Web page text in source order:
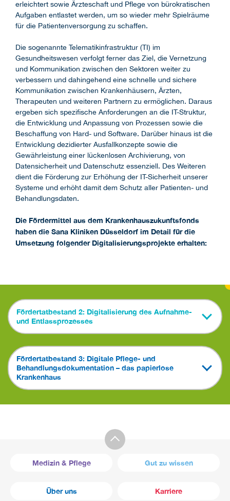
erleichtert sowie Ärzteschaft und Pflege von bürokratischen
Aufgaben entlastet werden, um so wieder mehr Spielräume
für die Patientenversorgung zu schaffen.
Die sogenannte Telematikinfrastruktur (TI) im
Gesundheitswesen verfolgt ferner das Ziel, die Vernetzung
und Kommunikation zwischen den Sektoren weiter zu
verbessern und dahingehend eine schnelle und sichere
Kommunikation zwischen Krankenhäusern, Ärzten,
Therapeuten und weiteren Partnern zu ermöglichen. Daraus
ergeben sich spezifische Anforderungen an die IT-Struktur,
die Entwicklung und Anpassung von Prozessen sowie die
Beschaffung von Hard- und Software. Darüber hinaus ist die
Entwicklung dezidierter Ausfallkonzepte sowie die
Gewährleistung einer lückenlosen Archivierung, von
Datensicherheit und Datenschutz essenziell. Des Weiteren
dient die Förderung zur Erhöhung der IT-Sicherheit unserer
Systeme und erhöht damit dem Schutz aller Patienten- und
Behandlungsdaten.
Die Fördermittel aus dem Krankenhauszukunftsfonds
haben die Sana Kliniken Düsseldorf im Detail für die
Umsetzung folgender Digitalisierungsprojekte erhalten:
Fördertatbestand 2: Digitalisierung des Aufnahme-
und Entlassprozesses
Fördertatbestand 3: Digitale Pflege- und
Behandlungsdokumentation – das papierlose
Krankenhaus
Medizin & Pflege Gut zu wissen
Über uns Karriere